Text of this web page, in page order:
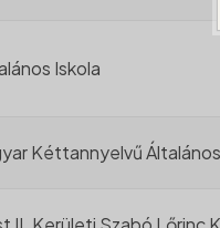
Iskola
Kéttannyelvű